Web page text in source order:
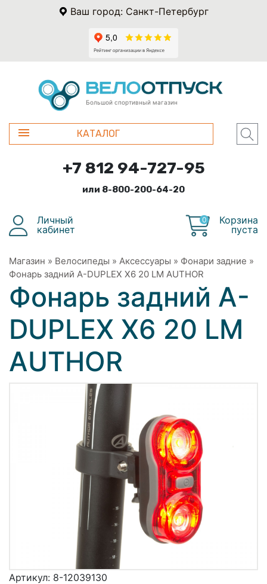
Ваш город: Санкт-Петербург
Большой спортивный магазин
КАТАЛОГ
+7 812 94-727-95
или 8-800-200-64-20
Личный
кабинет
0
Корзина
пуста
Магазин » Велосипеды » Аксессуары » Фонари задние »
Фонарь задний A-DUPLEX X6 20 LM AUTHOR
Фонарь задний A-
DUPLEX X6 20 LM
AUTHOR
Артикул: 8-12039130